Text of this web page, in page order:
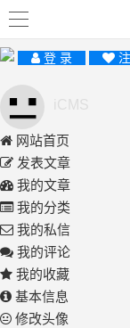
登 录
网站首页
发表文章
我的文章
我的分类
我的私信
我的评论
我的收藏
基本信息
修改头像